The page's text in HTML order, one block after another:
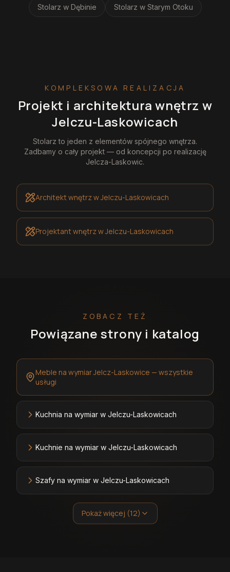
Stolarz w Dębinie Stolarz w Starym Otoku
KOMPLEKSOWA REALIZACJA
Projekt i architektura wnętrz w
Jelczu-Laskowicach
Stolarz to jeden z elementów spójnego wnętrza.
Zadbamy o cały projekt — od koncepcji po realizację
Jelcza-Laskowic.
Architekt wnętrzw Jelczu-Laskowicach
Projektant wnętrzw Jelczu-Laskowicach
ZOBACZ TEŻ
Powiązane strony i katalog
Meble na wymiar Jelcz-Laskowice — wszystkie
usługi
Kuchnia na wymiar w Jelczu-Laskowicach
Kuchnie na wymiar w Jelczu-Laskowicach
Szafy na wymiar w Jelczu-Laskowicach
Pokaż więcej (12)